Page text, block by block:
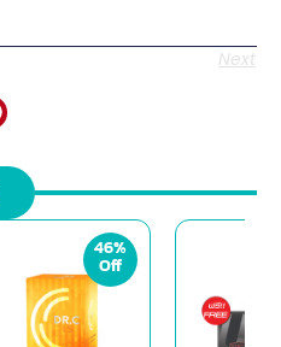
Next
46%
Off